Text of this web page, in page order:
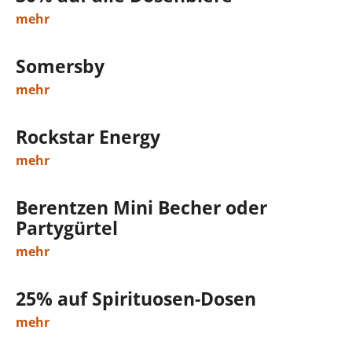
mehr
Somersby
mehr
Rockstar Energy
mehr
Berentzen Mini Becher oder
Partygürtel
mehr
25% auf Spirituosen-Dosen
mehr